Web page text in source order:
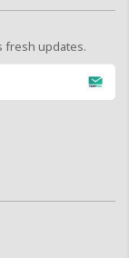
fresh updates.